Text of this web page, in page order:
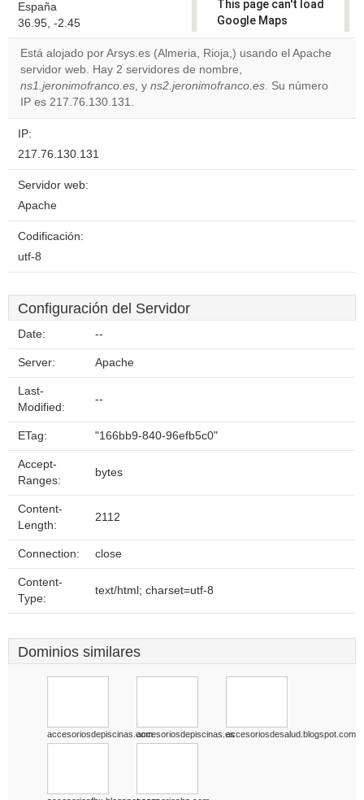
España
36.95, -2.45
This page can't load
Google Maps
correctly.
Do you
own this
OK
Está alojado por Arsys.es (Almeria, Rioja,) usando el Apache
servidor web. Hay 2 servidores de nombre,
ns1.jeronimofranco.es, y ns2.jeronimofranco.es. Su número
IP es 217.76.130.131.
IP:
217.76.130.131
Servidor web:
Apache
Codificación:
utf-8
Configuración del Servidor
Date: --
Server: Apache
Last-
Modified:
--
ETag: "166bb9-840-96efb5c0"
Accept-
Ranges:
bytes
Content-
Length:
2112
Connection: close
Content-
Type:
text/html; charset=utf-8
Dominios similares
accesoriosdepiscinas.comaccesoriosdepiscinas.esaccesoriosdesalud.blogspot.com